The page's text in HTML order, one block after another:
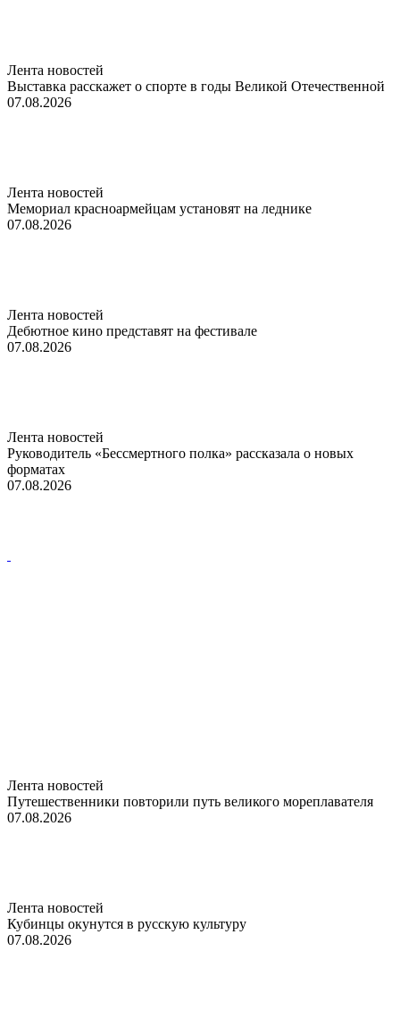
Лента новостей
Выставка расскажет о спорте в годы Великой Отечественной
07.08.2026
Лента новостей
Мемориал красноармейцам установят на леднике
07.08.2026
Лента новостей
Дебютное кино представят на фестивале
07.08.2026
Лента новостей
Руководитель «Бессмертного полка» рассказала о новых
форматах
07.08.2026
Лента новостей
Путешественники повторили путь великого мореплавателя
07.08.2026
Лента новостей
Кубинцы окунутся в русскую культуру
07.08.2026